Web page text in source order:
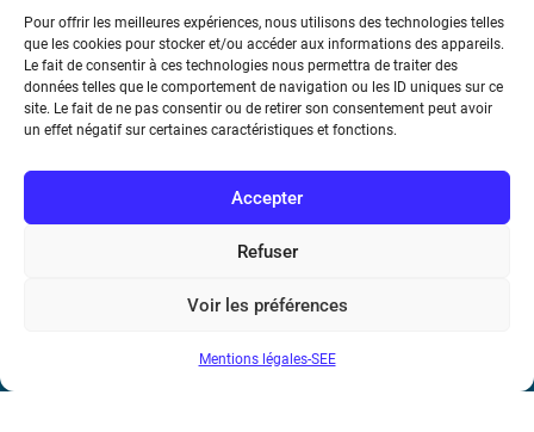
Pour offrir les meilleures expériences, nous utilisons des technologies telles
que les cookies pour stocker et/ou accéder aux informations des appareils.
Le fait de consentir à ces technologies nous permettra de traiter des
données telles que le comportement de navigation ou les ID uniques sur ce
site. Le fait de ne pas consentir ou de retirer son consentement peut avoir
un effet négatif sur certaines caractéristiques et fonctions.
Accepter
Refuser
Voir les préférences
Mentions légales-SEE
Bicentenaire des découvertes d’André-
Marie Ampère
Conditions Générales de Vente
Mentions légales
N° de SIREN : 785 393 232, Code APE : 9412Z TVA intra-
communautaire : FR44 785 393 232